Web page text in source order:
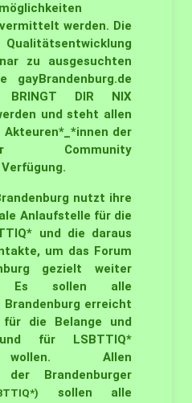
werden. Die
zu ausgesuchten
gayBrandenburg.de
DIR NIX
und steht allen
der
Community
nutzt ihre
Anlaufstelle für die
und die daraus
um das Forum
gezielt weiter
Es sollen alle
erreicht
die Belange und
für LSBTTIQ*
wollen. Allen
der Brandenburger
sollen alle